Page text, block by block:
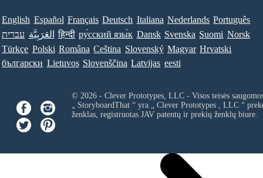
English Español Français Deutsch Italiana Nederlands Português
עברית العَرَبِيَّة हिन्दी ру́сский язы́к Dansk Svenska Suomi Norsk
Türkçe Polski Româna Ceština Slovenský Magyar Hrvatski
български Lietuvos Slovenščina Latvijas eesti
© 2026 - Clever Prototypes, LLC - Visos teisės
„ StoryboardThat “ yra „ Clever Prototypes , LLC“
ženklas, registruotas JAV patentų ir prekių ženklų biure.